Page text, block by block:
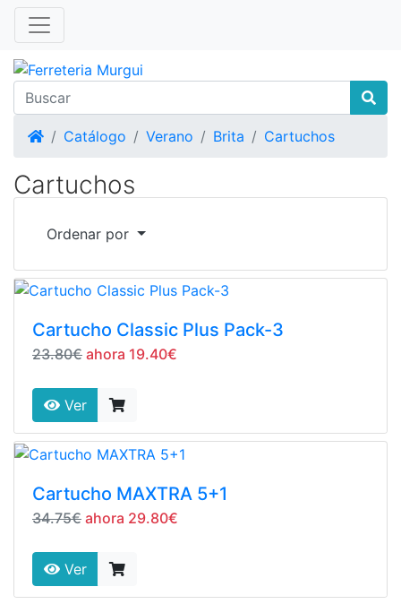
InicioCatálogo Verano Brita Cartuchos
Cartuchos
Ordenar por
Cartucho Classic Plus Pack-3
23.80€ ahora 19.40€
Ver
Cartucho MAXTRA 5+1
34.75€ ahora 29.80€
Ver